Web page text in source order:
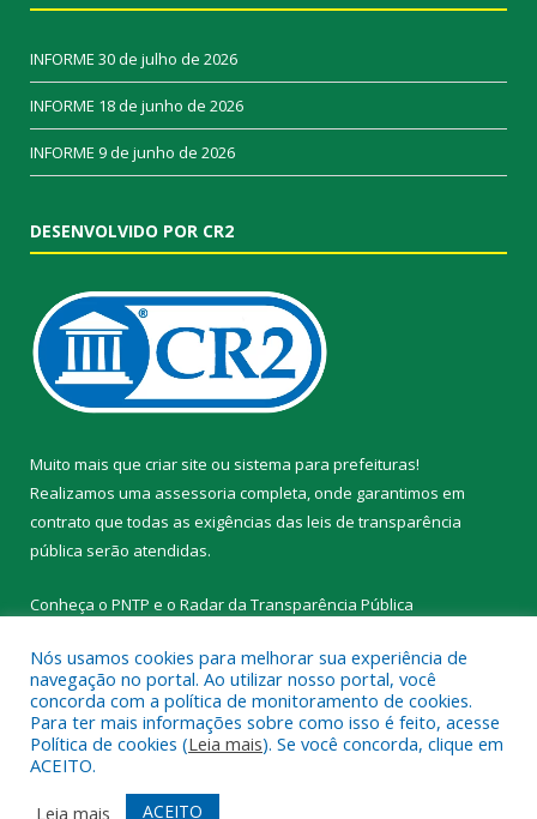
INFORME 30 de julho de 2026
INFORME 18 de junho de 2026
INFORME 9 de junho de 2026
DESENVOLVIDO POR CR2
Muito mais que criar site ou sistema para prefeituras!
Realizamos uma assessoria completa, onde garantimos em
contrato que todas as exigências das leis de transparência
pública serão atendidas.
Conheça o PNTP e o Radar da Transparência Pública
Todos os direitos reservados a Prefeitura Municipal de Novo
Progresso.
Mapa do Site Acessar Área Administrativa
Nós usamos cookies para melhorar sua experiência de
navegação no portal. Ao utilizar nosso portal, você
concorda com a política de monitoramento de cookies.
Para ter mais informações sobre como isso é feito, acesse
Política de cookies (Leia mais). Se você concorda, clique em
ACEITO.
Leia mais
ACEITO